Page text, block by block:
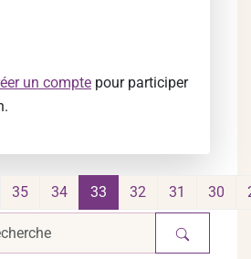
un compte pour participer
30
31
32
33
34
35